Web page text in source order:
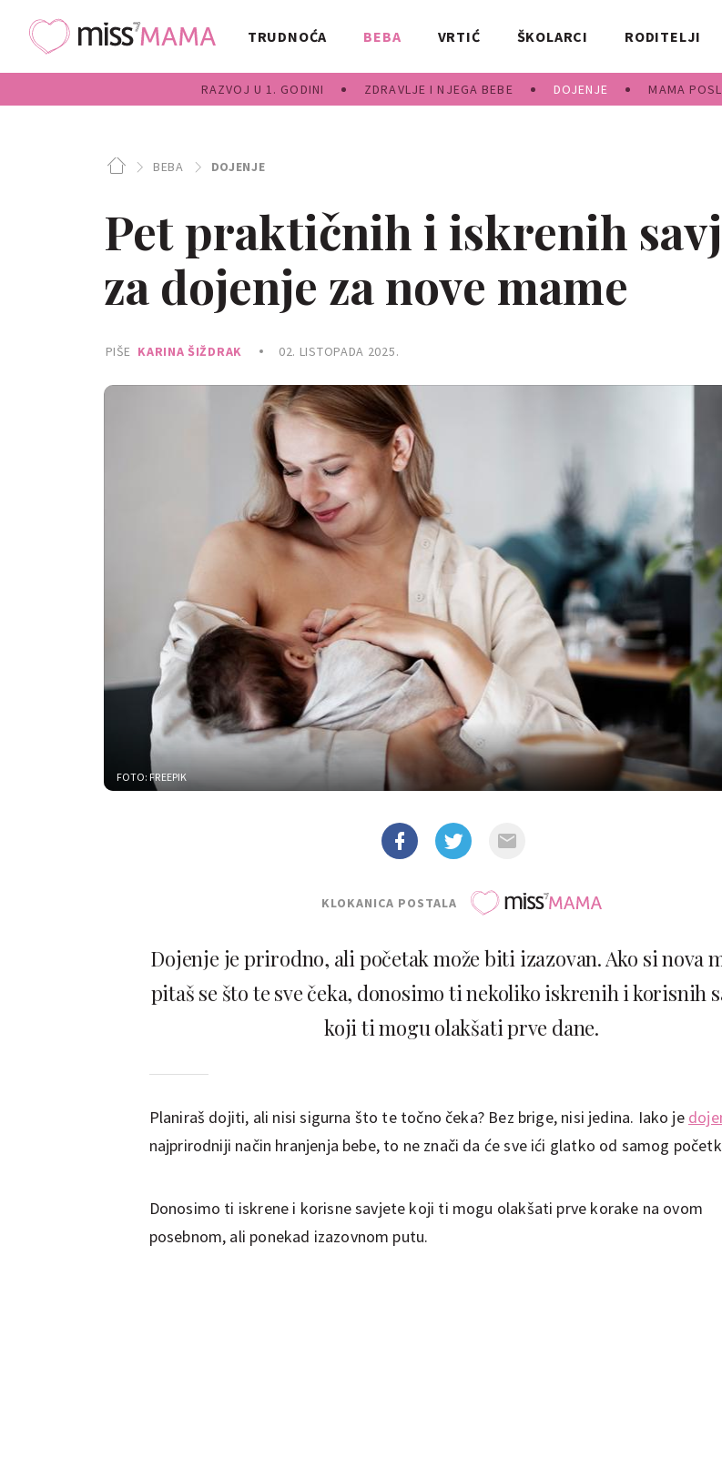
TRUDNOĆA BEBA
RAZVOJ U 1. GODINI ZDRAVLJE I NJEGA BEBE DOJENJE MAMA
VRTIĆ ŠKOLARCI RODITELJI
BEBA DOJENJE
Pet praktičnih i iskrenih
za dojenje za nove mame
PIŠE KARINA ŠIŽDRAK 02. LISTOPADA 2025.
FOTO: FREEPIK
KLOKANICA POSTALA
Dojenje je prirodno, ali početak može biti izazovan. Ako si nova
pitaš se što te sve čeka, donosimo ti nekoliko iskrenih i korisnih
koji ti mogu olakšati prve dane.
Planiraš dojiti, ali nisi sigurna što te točno čeka? Bez brige, nisi jedina. Iako je
najprirodniji način hranjenja bebe, to ne znači da će sve ići glatko od samog
Donosimo ti iskrene i korisne savjete koji ti mogu olakšati prve korake na ovom
posebnom, ali ponekad izazovnom putu.